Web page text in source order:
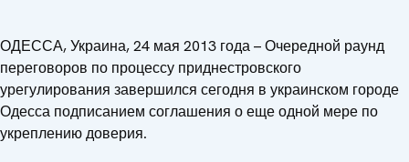
ОДЕССА, Украина, 24 мая 2013 года – Очередной раунд
переговоров по процессу приднестровского
урегулирования завершился сегодня в украинском городе
Одесса подписанием соглашения о еще одной мере по
укреплению доверия.